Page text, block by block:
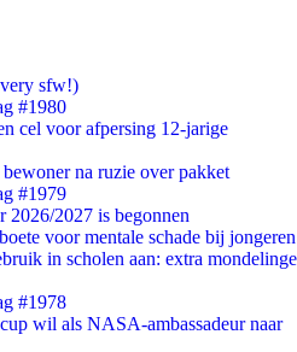
sfw!)
#1980
cel voor afpersing 12-jarige
na ruzie over pakket
#1979
2026/2027 is begonnen
voor mentale schade bij jongeren
in scholen aan: extra mondelinge
#1978
wil als NASA-ambassadeur naar